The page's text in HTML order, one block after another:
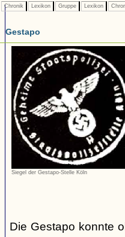
Chronik Lexikon Gruppe Lexikon
Gestapo
Siegel der Gestapo-Stelle Köln
Die Gestapo konnte